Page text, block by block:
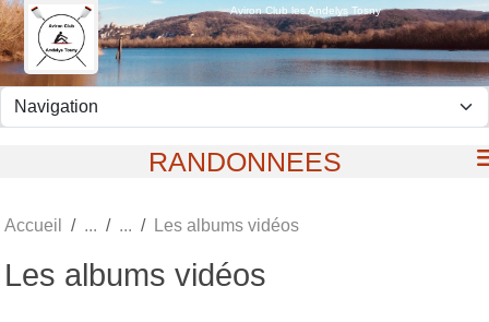
Aviron Club les Andelys Tosny
RANDONNEES
Accueil Les albums vidéos
Les albums vidéos
Panneau de gestion des cookies